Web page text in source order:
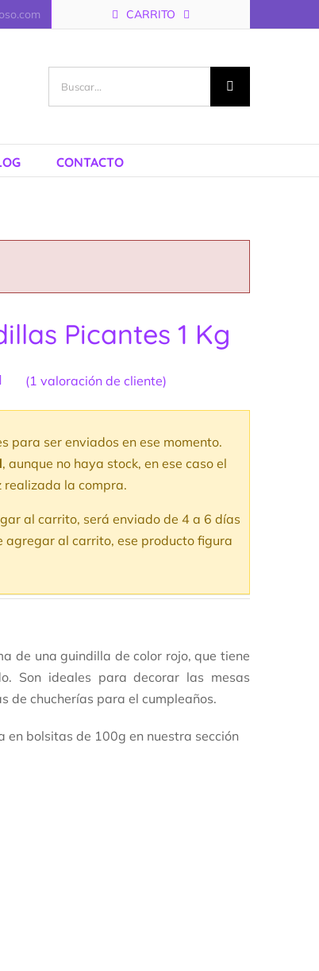
CARRITO
CONTACTO
Picantes 1 Kg
de
(1 valoración de cliente)
para ser enviados en ese momento.
, aunque no haya stock, en ese caso el
realizada la compra.
al carrito, será enviado de 4 a 6 días
agregar al carrito, ese producto figura
de una guindilla de color rojo, que tiene
Son ideales para decorar las mesas
de chucherías para el cumpleaños.
en bolsitas de 100g en nuestra sección